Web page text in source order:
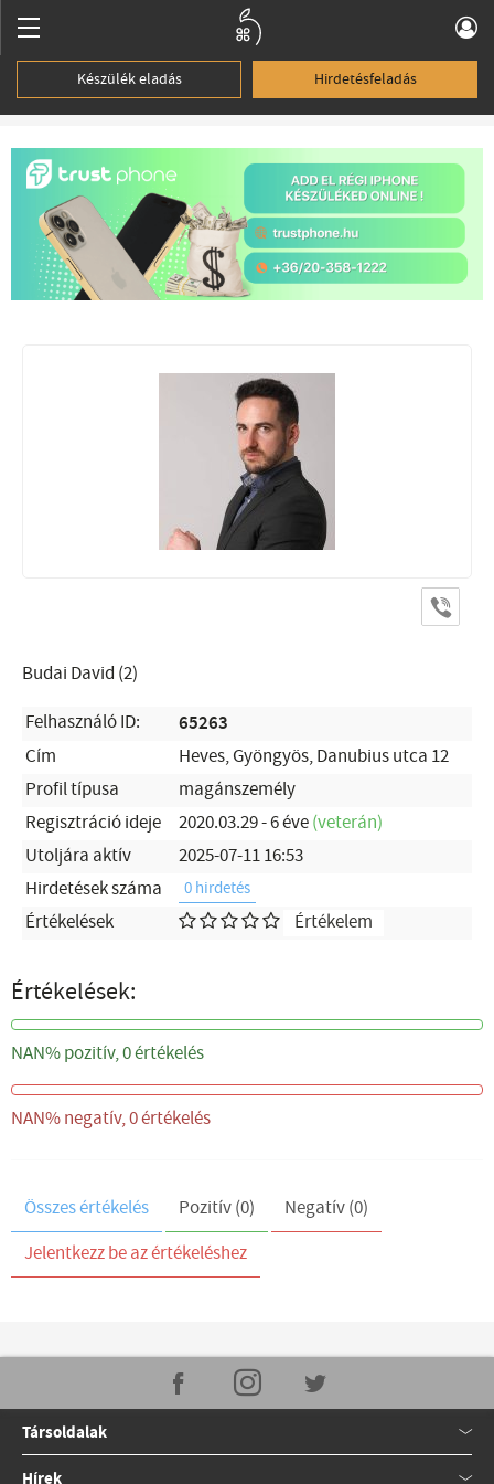
Készülék eladás Hirdetésfeladás
Budai David (2)
Felhasználó ID:
65263
Cím
Heves, Gyöngyös, Danubius utca 12
Profil típusa
magánszemély
Regisztráció ideje
2020.03.29 - 6 éve(veterán)
Utoljára aktív
2025-07-11 16:53
Hirdetések száma
0 hirdetés
Értékelések Értékelem
Értékelések:
NAN%
NAN% pozitív, 0 értékelés
NAN%
NAN% negatív, 0 értékelés
Összes értékelés Pozitív (0)
Negatív (0)
Jelentkezz be az értékeléshez
Társoldalak
Hírek